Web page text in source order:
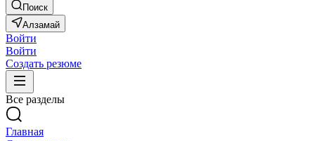
Поиск
Алзамай
Войти
Войти
Создать резюме
Все разделы
Главная